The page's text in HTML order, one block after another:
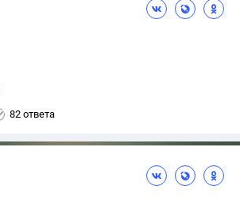
82 ответа